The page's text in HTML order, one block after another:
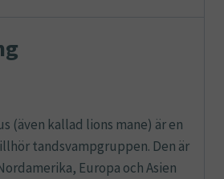
(även kallad lions mane) är en
tandsvampgruppen. Den är
Europa och Asien